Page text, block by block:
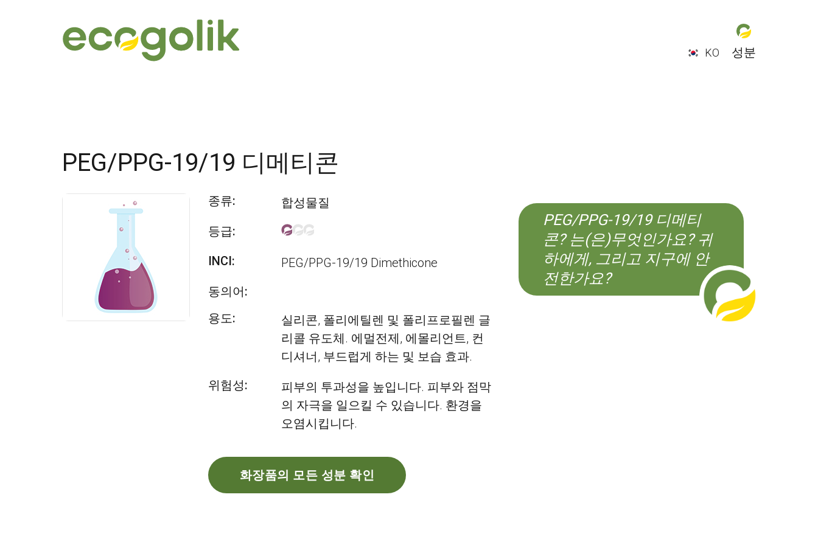
KO
성분
PEG/PPG-19/19 디메티
콘? 는(은)무엇인가요? 귀
하에게, 그리고 지구에 안
전한가요?
PEG/PPG-19/19 디메티콘
종류:
합성물질
등급:
INCI:
PEG/PPG-19/19 Dimethicone
동의어:
용도:
실리콘, 폴리에틸렌 및 폴리프로필렌 글
리콜 유도체. 에멀전제, 에몰리언트, 컨
디셔너, 부드럽게 하는 및 보습 효과.
위험성:
피부의 투과성을 높입니다. 피부와 점막
의 자극을 일으킬 수 있습니다. 환경을
오염시킵니다.
화장품의 모든 성분 확인